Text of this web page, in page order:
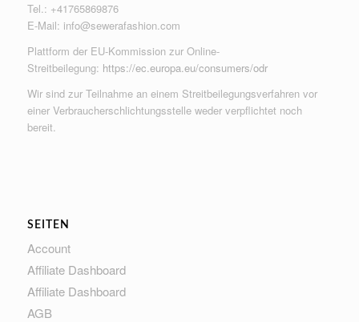
Tel.: +41765869876
E-Mail: info@sewerafashion.com
Plattform der EU-Kommission zur Online-
Streitbeilegung: https://ec.europa.eu/consumers/odr
Wir sind zur Teilnahme an einem Streitbeilegungsverfahren vor
einer Verbraucherschlichtungsstelle weder verpflichtet noch
bereit.
SEITEN
Account
Affiliate Dashboard
Affiliate Dashboard
AGB